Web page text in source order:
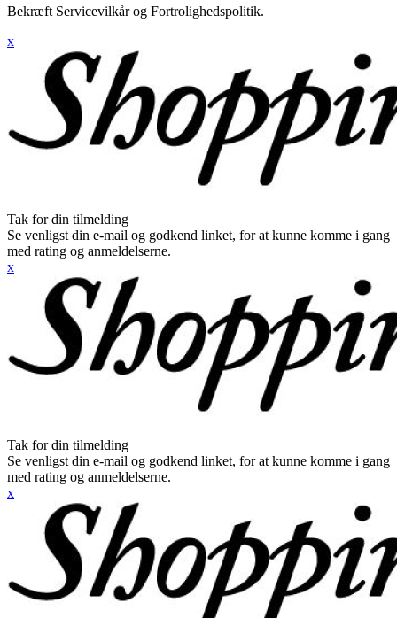
Bekræft Servicevilkår og Fortrolighedspolitik.
x
Tak for din tilmelding
Se venligst din e-mail og godkend linket, for at kunne komme i gang
med rating og anmeldelserne.
x
Tak for din tilmelding
Se venligst din e-mail og godkend linket, for at kunne komme i gang
med rating og anmeldelserne.
x